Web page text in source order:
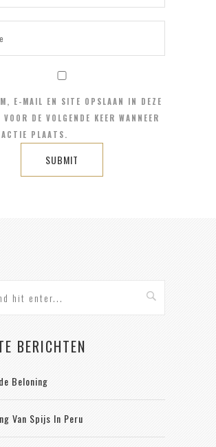
E-MAIL EN SITE OPSLAAN IN DEZE
VOOR DE VOLGENDE KEER WANNEER
PLAATS.
BERICHTEN
Beloning
Van Spijs In Peru